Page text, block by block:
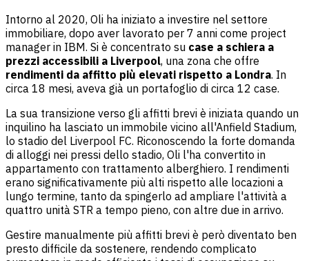
Intorno al 2020, Oli ha iniziato a investire nel settore
immobiliare, dopo aver lavorato per 7 anni come project
manager in IBM. Si è concentrato su case a schiera a
prezzi accessibili a Liverpool, una zona che offre
rendimenti da affitto più elevati rispetto a Londra. In
circa 18 mesi, aveva già un portafoglio di circa 12 case.
La sua transizione verso gli affitti brevi è iniziata quando un
inquilino ha lasciato un immobile vicino all'Anfield Stadium,
lo stadio del Liverpool FC. Riconoscendo la forte domanda
di alloggi nei pressi dello stadio, Oli l'ha convertito in
appartamento con trattamento alberghiero. I rendimenti
erano significativamente più alti rispetto alle locazioni a
lungo termine, tanto da spingerlo ad ampliare l'attività a
quattro unità STR a tempo pieno, con altre due in arrivo.
Gestire manualmente più affitti brevi è però diventato ben
presto difficile da sostenere, rendendo complicato